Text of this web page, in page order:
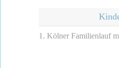
1. Kölner Familienlauf